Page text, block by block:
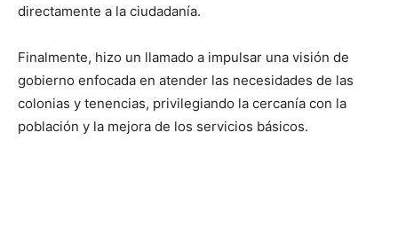
directamente a la ciudadanía.
Finalmente, hizo un llamado a impulsar una visión de
gobierno enfocada en atender las necesidades de las
colonias y tenencias, privilegiando la cercanía con la
población y la mejora de los servicios básicos.